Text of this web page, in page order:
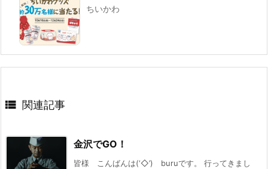
ちいかわ
 関連記事
金沢でGO！
皆様 こんばんは(‘◇’)ゞburuです。 行ってきまし